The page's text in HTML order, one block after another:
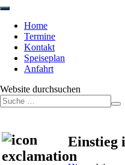
Home
Termine
Kontakt
Speiseplan
Anfahrt
Website durchsuchen
Einstieg